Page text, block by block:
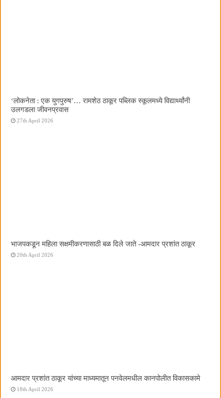
‌‘लोकनेता : एक युगपुरुष‌’… रामशेठ ठाकूर पब्लिक स्कूलमध्ये विद्यार्थ्यांनी
उलगडला जीवनप्रवास
27th April 2026
भाजपकडून महिला सक्षमीकरणासाठी बळ दिले जाते -आमदार प्रशांत ठाकूर
20th April 2026
आमदार प्रशांत ठाकूर यांच्या माध्यमातून पनवेलमधील कानपोलीत विकासकामे
18th April 2026